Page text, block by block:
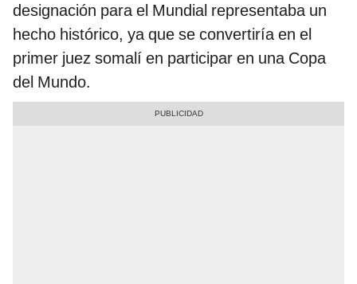
designación para el Mundial representaba un
hecho histórico, ya que se convertiría en el
primer juez somalí en participar en una Copa
del Mundo.